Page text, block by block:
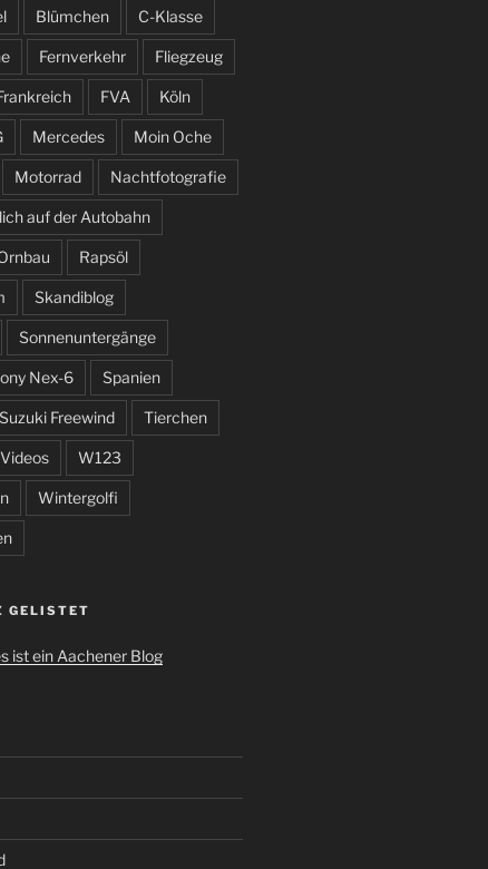
Blümchen C-Klasse
Fernverkehr Fliegzeug
FVA Köln
Mercedes Moin Oche
Motorrad Nachtfotografie
auf der Autobahn
Rapsöl
Skandiblog
Sonnenuntergänge
Nex-6 Spanien
Suzuki Freewind Tierchen
Videos W123
Wintergolfi
GELISTET